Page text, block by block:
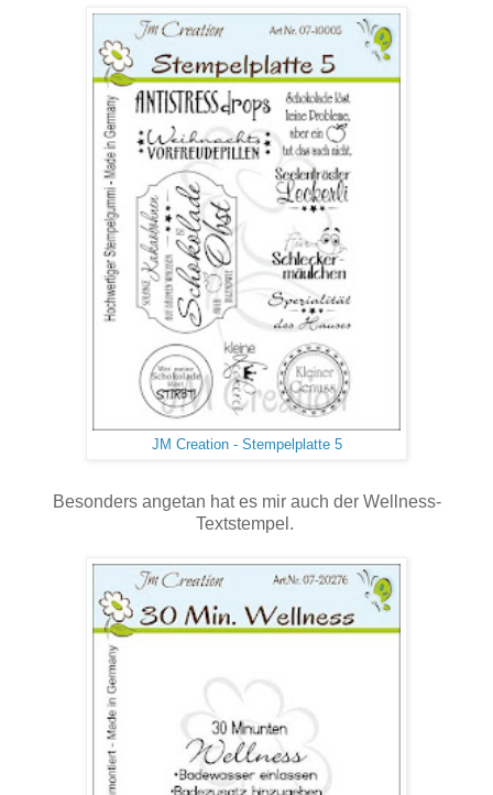
JM Creation - Stempelplatte 5
Besonders angetan hat es mir auch der Wellness-
Textstempel.